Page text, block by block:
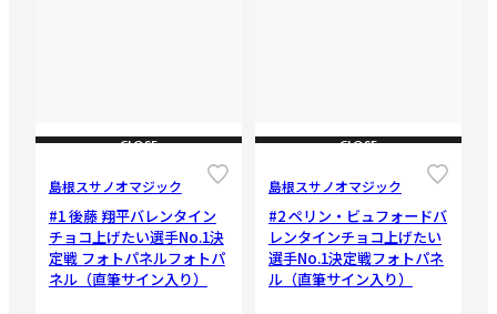
CLOSE
島根スサノオマジック
#1 後藤 翔平バレンタイン
チョコ上げたい選手No.1決
定戦 フォトパネルフォトパ
ネル（直筆サイン入り）
CLOSE
島根スサノオマジック
#2 ペリン・ビュフォードバ
レンタインチョコ上げたい
選手No.1決定戦フォトパネ
ル（直筆サイン入り）